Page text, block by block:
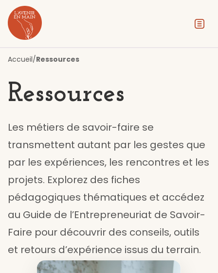
Contenu
Menu
Pied de page
Accueil/Ressources
Ressources
Les métiers de savoir-faire se
transmettent autant par les gestes que
par les expériences, les rencontres et les
projets. Explorez des fiches
pédagogiques thématiques et accédez
au Guide de l’Entrepreneuriat de Savoir-
Faire pour découvrir des conseils, outils
et retours d’expérience issus du terrain.